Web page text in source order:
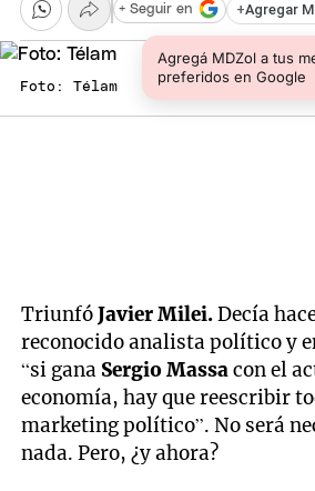
+Agregar
Agregá MDZol a tus
preferidos en Google
+ Seguir en
Foto: Télam
TriunfóJavier Milei.Decía
reconocido analista político y
“si gana Sergio Massacon el
economía, hay que reescribir
marketing político”. No será
nada. Pero, ¿y ahora?